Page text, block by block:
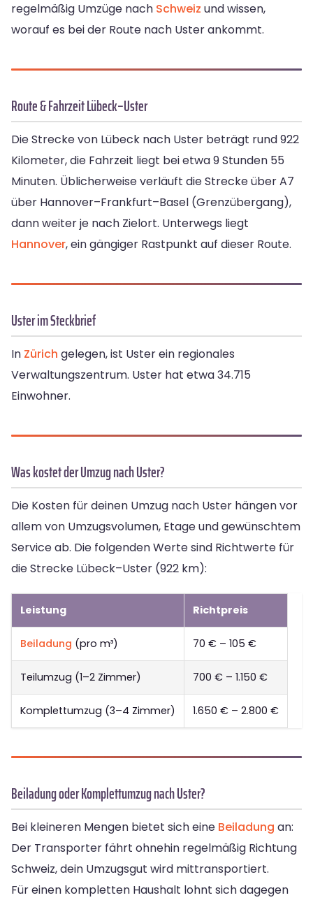
regelmäßig Umzüge nach Schweiz und wissen,
worauf es bei der Route nach Uster ankommt.
Route & Fahrzeit Lübeck–Uster
Die Strecke von Lübeck nach Uster beträgt rund 922
Kilometer, die Fahrzeit liegt bei etwa 9 Stunden 55
Minuten. Üblicherweise verläuft die Strecke über A7
über Hannover–Frankfurt–Basel (Grenzübergang),
dann weiter je nach Zielort. Unterwegs liegt
Hannover, ein gängiger Rastpunkt auf dieser Route.
Uster im Steckbrief
In Zürich gelegen, ist Uster ein regionales
Verwaltungszentrum. Uster hat etwa 34.715
Einwohner.
Was kostet der Umzug nach Uster?
Die Kosten für deinen Umzug nach Uster hängen vor
allem von Umzugsvolumen, Etage und gewünschtem
Service ab. Die folgenden Werte sind Richtwerte für
die Strecke Lübeck–Uster (922 km):
Leistung Richtpreis
Beiladung (pro m³) 70 € – 105 €
Teilumzug (1–2 Zimmer) 700 € – 1.150 €
Komplettumzug (3–4 Zimmer) 1.650 € – 2.800 €
Beiladung oder Komplettumzug nach Uster?
Bei kleineren Mengen bietet sich eine Beiladung an:
Der Transporter fährt ohnehin regelmäßig Richtung
Schweiz, dein Umzugsgut wird mittransportiert.
Für einen kompletten Haushalt lohnt sich dagegen